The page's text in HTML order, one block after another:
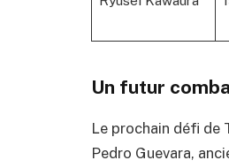
Un futur
Le prochain défi de
Pedro Guevara,